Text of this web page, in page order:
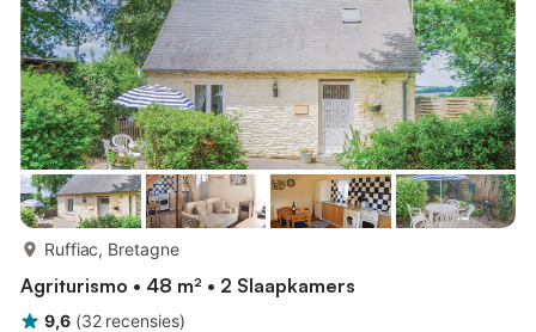
...
Ruffiac, Bretagne
Agriturismo • 48 m² • 2 Slaapkamers
9,6 (32 recensies)